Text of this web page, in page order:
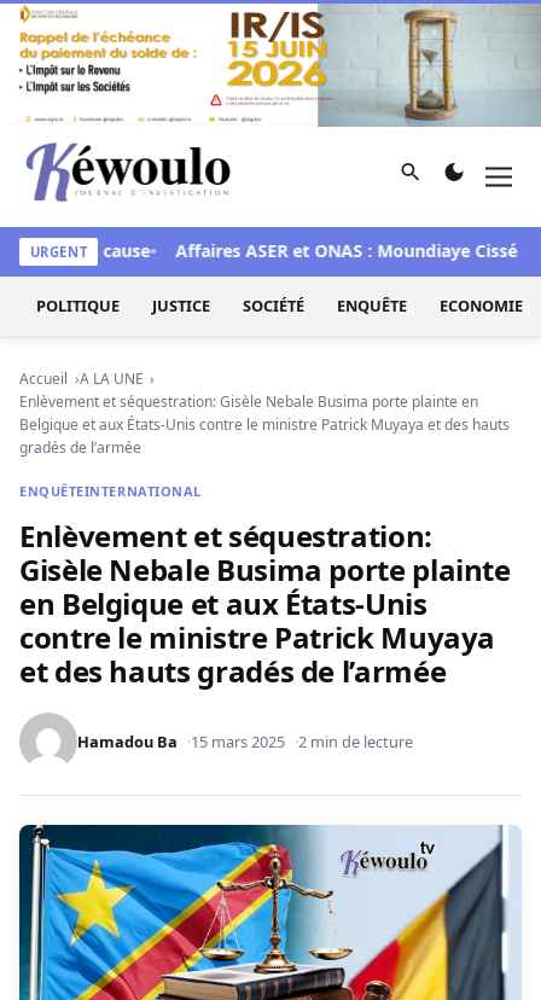
Aller au contenu
Kéwoulo, le premier site d'information et d'investigation
Rechercher
URGENT
mis en cause Affaires ASER et ONAS : Moundiaye Cissé
POLITIQUE JUSTICE SOCIÉTÉ ENQUÊTE ECONOMIE
Accueil
A LA UNE
Enlèvement et séquestration: Gisèle Nebale Busima porte plainte en
Belgique et aux États-Unis contre le ministre Patrick Muyaya et des hauts
gradés de l’armée
ENQUÊTEINTERNATIONAL
Enlèvement et séquestration:
Gisèle Nebale Busima porte plainte
en Belgique et aux États-Unis
contre le ministre Patrick Muyaya
et des hauts gradés de l’armée
Hamadou Ba 15 mars 2025 2 min de lecture